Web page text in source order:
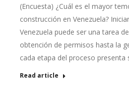
(Encuesta) ¿Cuál es el mayor
construcción en Venezuela?
Venezuela puede ser una tarea
obtención de permisos hasta la
cada etapa del proceso presenta
Read article